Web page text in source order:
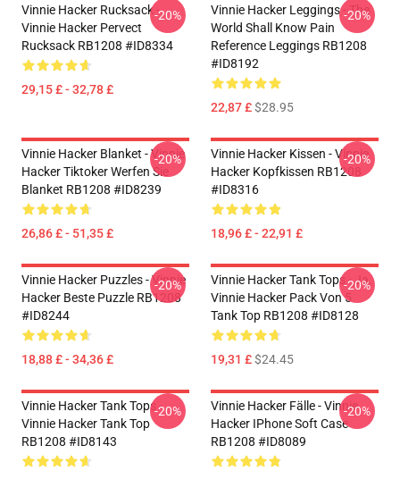
Vinnie Hacker Rucksack -
Vinnie Hacker Pervect
Rucksack RB1208 #ID8334
29,15 £ - 32,78 £
-20%
Vinnie Hacker Leggings - The
World Shall Know Pain
Reference Leggings RB1208
#ID8192
22,87 £$28.95
-20%
Vinnie Hacker Blanket - Vinnie
Hacker Tiktoker Werfen Sie
Blanket RB1208 #ID8239
26,86 £ - 51,35 £
-20%
Vinnie Hacker Kissen - Vinnie
Hacker Kopfkissen RB1208
#ID8316
18,96 £ - 22,91 £
-20%
Vinnie Hacker Puzzles - Vinnie
Hacker Beste Puzzle RB1208
#ID8244
18,88 £ - 34,36 £
-20%
Vinnie Hacker Tank Tops - Ja.
Vinnie Hacker Pack Von 5
Tank Top RB1208 #ID8128
19,31 £$24.45
-20%
Vinnie Hacker Tank Tops -
Vinnie Hacker Tank Top
RB1208 #ID8143
-20%
Vinnie Hacker Fälle - Vinnie
Hacker IPhone Soft Case
RB1208 #ID8089
-20%